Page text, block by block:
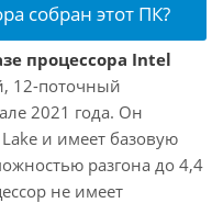
собран этот ПК?
процессора Intel
12-поточный
2021 года. Он
и имеет базовую
разгона до 4,4
не имеет